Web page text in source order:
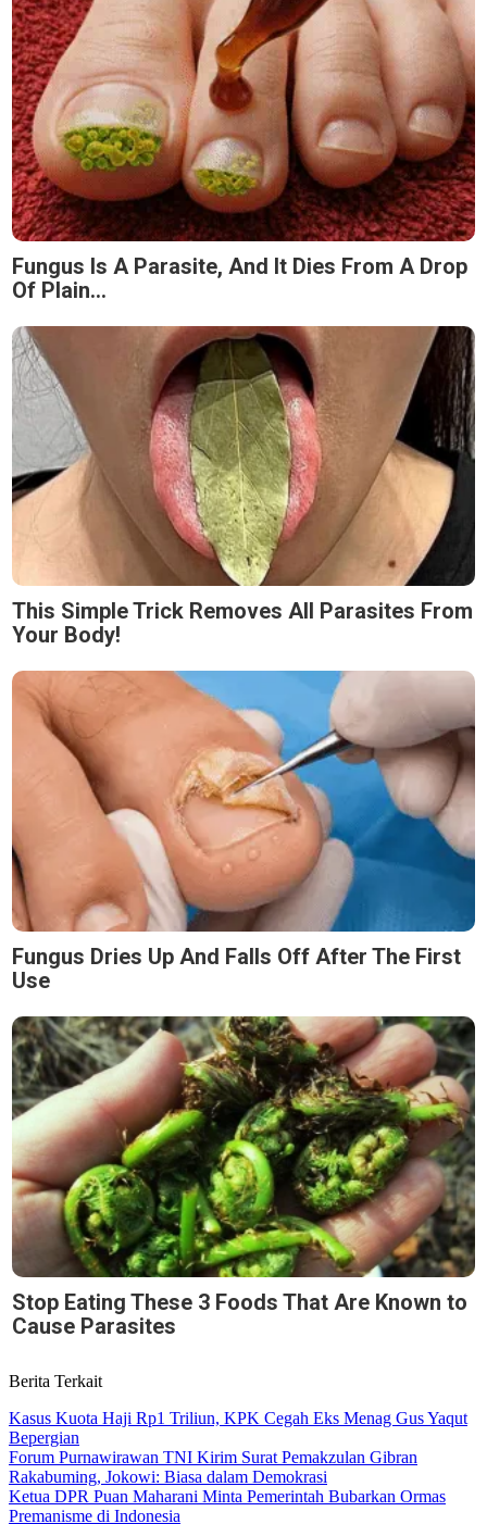
Fungus Is A Parasite, And It Dies From A Drop
Of Plain...
This Simple Trick Removes All Parasites From
Your Body!
Fungus Dries Up And Falls Off After The First
Use
Stop Eating These 3 Foods That Are Known to
Cause Parasites
Berita Terkait
Kasus Kuota Haji Rp1 Triliun, KPK Cegah Eks Menag Gus Yaqut
Bepergian
Forum Purnawirawan TNI Kirim Surat Pemakzulan Gibran
Rakabuming, Jokowi: Biasa dalam Demokrasi
Ketua DPR Puan Maharani Minta Pemerintah Bubarkan Ormas
Premanisme di Indonesia